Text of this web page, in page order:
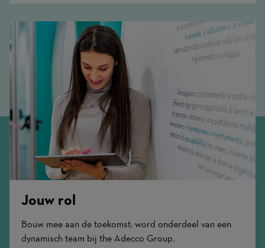
Jouw rol
Bouw mee aan de toekomst: word onderdeel van een
dynamisch team bij the Adecco Group.